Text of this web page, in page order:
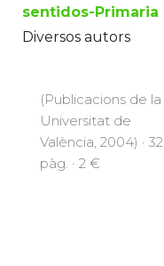
sentidos-Primaria
Diversos autors
(Publicacions de la
Universitat de
València, 2004) · 32
pàg. · 2 €